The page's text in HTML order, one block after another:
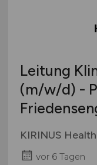
Leitung
(m/w/d) -
KIRINUS
vor 6 Tagen